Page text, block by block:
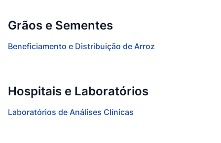
Grãos e Sementes
Beneficiamento e Distribuição de Arroz
Hospitais e Laboratórios
Laboratórios de Análises Clínicas